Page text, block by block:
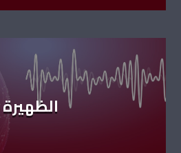
الظهيرة